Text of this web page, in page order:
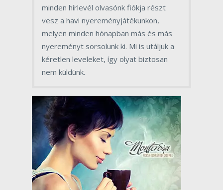
minden hírlevél olvasónk fiókja részt
vesz a havi nyereményjátékunkon,
melyen minden hónapban más és más
nyereményt sorsolunk ki. Mi is utáljuk a
kéretlen leveleket, így olyat biztosan
nem küldünk.